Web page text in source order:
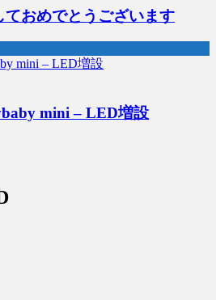
ておめでとうございます
mini – LED増設